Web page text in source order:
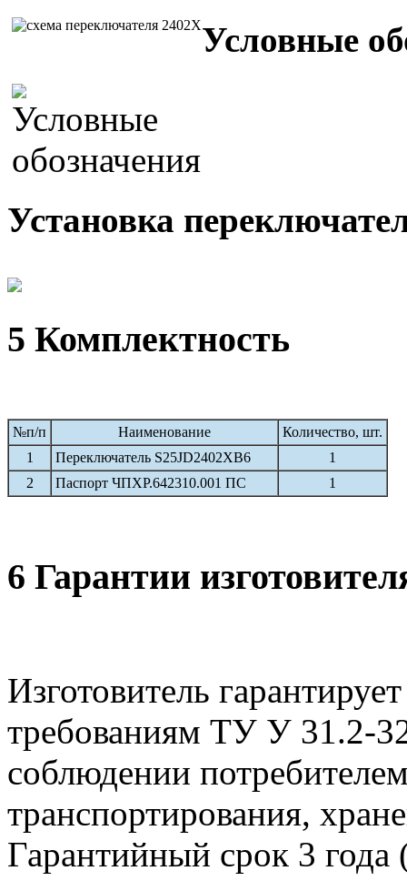
Условные
Установка
5 Комплектность
№п/п Наименование
Количество, шт.
1
Переключатель S25JD2402XB6
1
2
Паспорт ЧПХР.642310.001 ПС 1
6 Гарантии
Изготовитель
требованиям ТУ У 31.2-
соблюдении
транспортирования,
Гарантийный срок 3 года